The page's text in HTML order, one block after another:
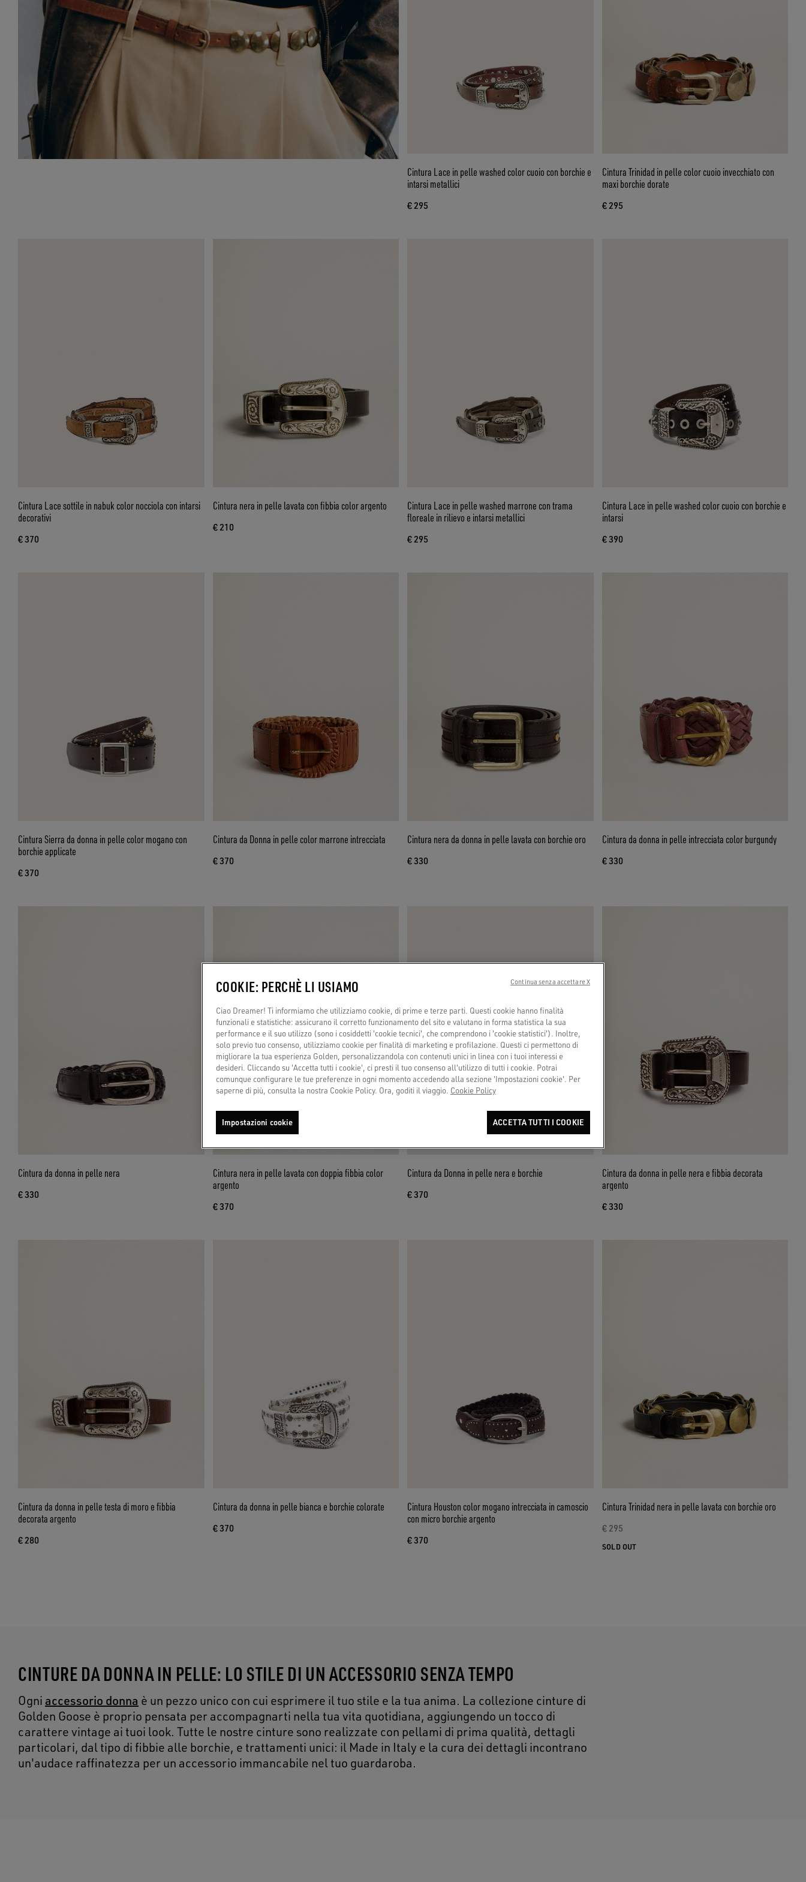
Cintura Lace in pelle washed color cuoio con borchie e
intarsi metallici
€ 295
Cintura Trinidad in pelle color cuoio invecchiato con
maxi borchie dorate
€ 295
Cintura Lace sottile in nabuk color nocciola con intarsi
decorativi
€ 370
Cintura nera in pelle lavata con fibbia color argento
€ 210
Cintura Lace in pelle washed marrone con trama
floreale in rilievo e intarsi metallici
€ 295
Cintura Lace in pelle washed color cuoio con borchie e
intarsi
€ 390
Cintura Sierra da donna in pelle color mogano con
borchie applicate
€ 370
Cintura da Donna in pelle color marrone intrecciata
€ 370
Cintura nera da donna in pelle lavata con borchie oro
€ 330
Cintura da donna in pelle intrecciata color burgundy
€ 330
Cintura da donna in pelle nera
€ 330
Cintura nera in pelle lavata con doppia fibbia color
argento
€ 370
Cintura da Donna in pelle nera e borchie
€ 370
Cintura da donna in pelle nera e fibbia decorata
argento
€ 330
Cintura da donna in pelle testa di moro e fibbia
decorata argento
€ 280
Cintura da donna in pelle bianca e borchie colorate
€ 370
Cintura Houston color mogano intrecciata in camoscio
con micro borchie argento
€ 370
Cintura Trinidad nera in pelle lavata con borchie oro
€ 295
SOLD OUT
CINTURE DA DONNA IN PELLE: LO STILE DI UN ACCESSORIO SENZA TEMPO
Ogni accessorio donna è un pezzo unico con cui esprimere il tuo stile e la tua anima. La collezione cinture di
Golden Goose è proprio pensata per accompagnarti nella tua vita quotidiana, aggiungendo un tocco di
carattere vintage ai tuoi look. Tutte le nostre cinture sono realizzate con pellami di prima qualità, dettagli
particolari, dal tipo di fibbie alle borchie, e trattamenti unici: il Made in Italy e la cura dei dettagli incontrano
un'audace raffinatezza per un accessorio immancabile nel tuo guardaroba.
COOKIE: PERCHÈ LI USIAMO
Ciao Dreamer! Ti informiamo che utilizziamo cookie, di prime e terze parti. Questi cookie hanno finalità
funzionali e statistiche: assicurano il corretto funzionamento del sito e valutano in forma statistica la sua
performance e il suo utilizzo (sono i cosiddetti 'cookie tecnici', che comprendono i 'cookie statistici'). Inoltre,
solo previo tuo consenso, utilizziamo cookie per finalità di marketing e profilazione. Questi ci permettono di
migliorare la tua esperienza Golden, personalizzandola con contenuti unici in linea con i tuoi interessi e
desideri. Cliccando su 'Accetta tutti i cookie', ci presti il tuo consenso all'utilizzo di tutti i cookie. Potrai
comunque configurare le tue preferenze in ogni momento accedendo alla sezione 'Impostazioni cookie'. Per
saperne di più, consulta la nostra Cookie Policy. Ora, goditi il viaggio. Cookie Policy
Impostazioni cookie ACCETTA TUTTI I COOKIE
Continua senza accettare X